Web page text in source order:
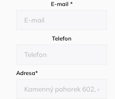
E-mail *
Telefon
Adresa*